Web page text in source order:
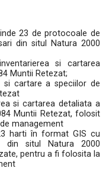
23 de protocoale de
din situl Natura 2000
si cartarea
Muntii Retezat;
si cartare a speciilor de
si cartarea detaliata a
Muntii Retezat, folosit
management
harti în format GIS cu
din situl Natura 2000
pentru a fi folosita la